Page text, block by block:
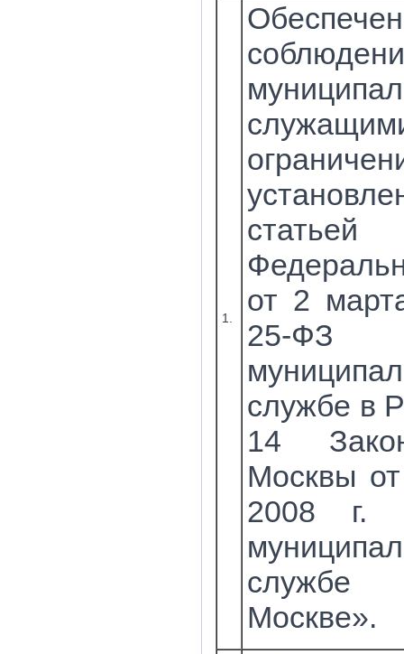
1.
от 2
25-
службе в
14
Москвы
2008
службе
Москве».